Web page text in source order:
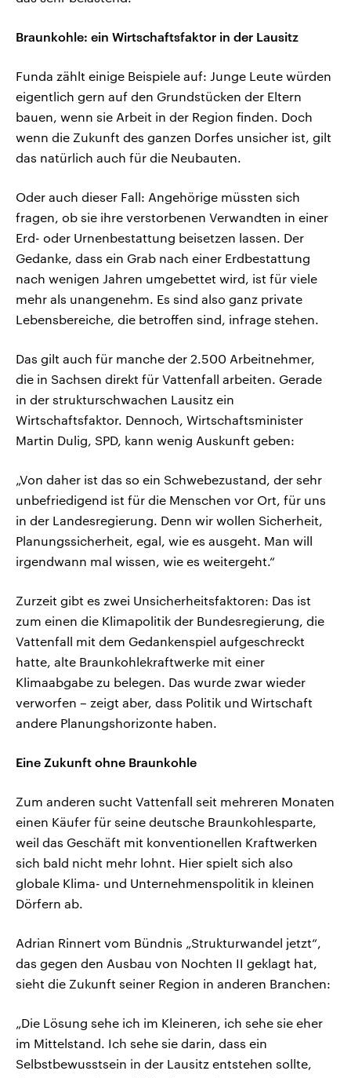
Braunkohle: ein Wirtschaftsfaktor in der Lausitz
Funda zählt einige Beispiele auf: Junge Leute würden
eigentlich gern auf den Grundstücken der Eltern
bauen, wenn sie Arbeit in der Region finden. Doch
wenn die Zukunft des ganzen Dorfes unsicher ist, gilt
das natürlich auch für die Neubauten.
Oder auch dieser Fall: Angehörige müssten sich
fragen, ob sie ihre verstorbenen Verwandten in einer
Erd- oder Urnenbestattung beisetzen lassen. Der
Gedanke, dass ein Grab nach einer Erdbestattung
nach wenigen Jahren umgebettet wird, ist für viele
mehr als unangenehm. Es sind also ganz private
Lebensbereiche, die betroffen sind, infrage stehen.
Das gilt auch für manche der 2.500 Arbeitnehmer,
die in Sachsen direkt für Vattenfall arbeiten. Gerade
in der strukturschwachen Lausitz ein
Wirtschaftsfaktor. Dennoch, Wirtschaftsminister
Martin Dulig, SPD, kann wenig Auskunft geben:
„Von daher ist das so ein Schwebezustand, der sehr
unbefriedigend ist für die Menschen vor Ort, für uns
in der Landesregierung. Denn wir wollen Sicherheit,
Planungssicherheit, egal, wie es ausgeht. Man will
irgendwann mal wissen, wie es weitergeht.“
Zurzeit gibt es zwei Unsicherheitsfaktoren: Das ist
zum einen die Klimapolitik der Bundesregierung, die
Vattenfall mit dem Gedankenspiel aufgeschreckt
hatte, alte Braunkohlekraftwerke mit einer
Klimaabgabe zu belegen. Das wurde zwar wieder
verworfen – zeigt aber, dass Politik und Wirtschaft
andere Planungshorizonte haben.
Eine Zukunft ohne Braunkohle
Zum anderen sucht Vattenfall seit mehreren Monaten
einen Käufer für seine deutsche Braunkohlesparte,
weil das Geschäft mit konventionellen Kraftwerken
sich bald nicht mehr lohnt. Hier spielt sich also
globale Klima- und Unternehmenspolitik in kleinen
Dörfern ab.
Adrian Rinnert vom Bündnis „Strukturwandel jetzt“,
das gegen den Ausbau von Nochten II geklagt hat,
sieht die Zukunft seiner Region in anderen Branchen:
„Die Lösung sehe ich im Kleineren, ich sehe sie eher
im Mittelstand. Ich sehe sie darin, dass ein
Selbstbewusstsein in der Lausitz entstehen sollte,